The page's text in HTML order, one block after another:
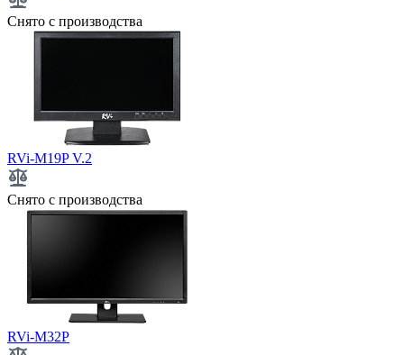
Снято с производства
RVi-M19P V.2
Снято с производства
RVi-M32P